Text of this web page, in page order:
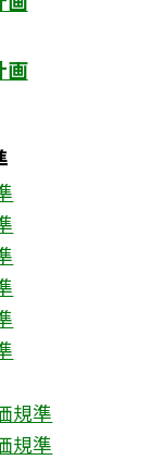
画
規準
規準